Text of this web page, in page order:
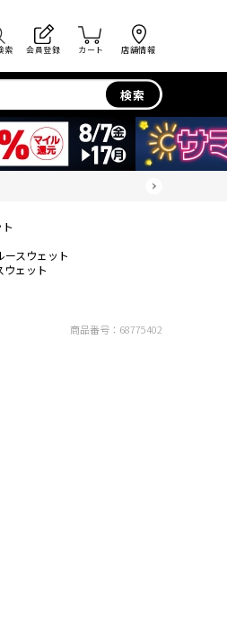
索 会員登録 カート 店舗情報
検索
ースウェット
ウェット
商品番号： 68775402